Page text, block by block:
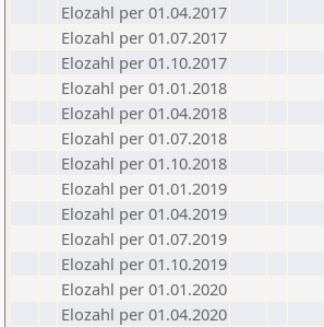
Elozahl per 01.04.2017
Elozahl per 01.07.2017
Elozahl per 01.10.2017
Elozahl per 01.01.2018
Elozahl per 01.04.2018
Elozahl per 01.07.2018
Elozahl per 01.10.2018
Elozahl per 01.01.2019
Elozahl per 01.04.2019
Elozahl per 01.07.2019
Elozahl per 01.10.2019
Elozahl per 01.01.2020
Elozahl per 01.04.2020